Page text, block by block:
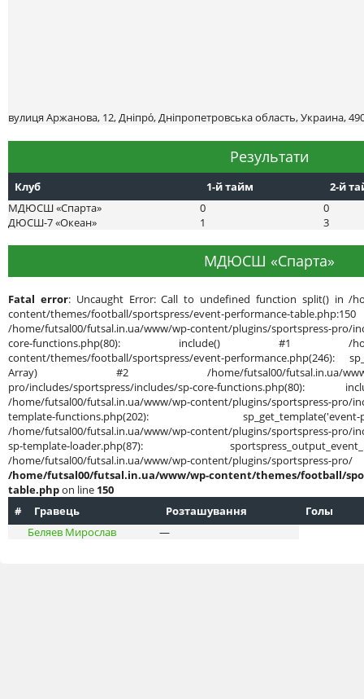
вулиця Аржанова, 12, Дніпро́, Дніпропетровська область, Украина,
Результати
Клуб 1-й тайм
2-й
МДЮСШ «Спарта»
0
0
ДЮСШ-7 «Океан»
1 3
МДЮСШ «Спарта»
Fatal error: Uncaught Error: Call to undefined function split() in /
content/themes/football/sportspress/event-performance-
/home/futsal00/futsal.in.ua/www/wp-content/plugins/sportspress-pro/
core-functions.php(80): include() #1 /home/
content/themes/football/sportspress/event-performance.php(246):
Array) #2 /home/futsal00/futsal.in.ua/www/wp-
pro/includes/sportspress/includes/sp-core-functions.php(80):
/home/futsal00/futsal.in.ua/www/wp-content/plugins/sportspress-pro/
template-functions.php(202):
/home/futsal00/futsal.in.ua/www/wp-content/plugins/sportspress-pro/
sp-template-loader.php(87):
/home/futsal00/futsal.in.ua/www/wp-content/
/home/futsal00/futsal.in.ua/www/wp-content/themes/football/
table.phpon line 150
#
Гравець Розташування
Голы
Беляев Мирослав
—